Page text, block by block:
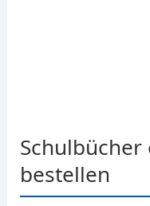
bestellen